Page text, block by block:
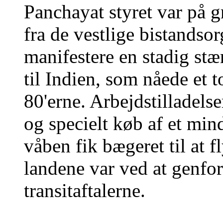
Panchayat styret var på
fra de vestlige
manifestere en stadig
til Indien, som nåede et
80'erne.
og specielt køb af et
våben fik bægeret til at
landene var ved at
transitaftalerne.